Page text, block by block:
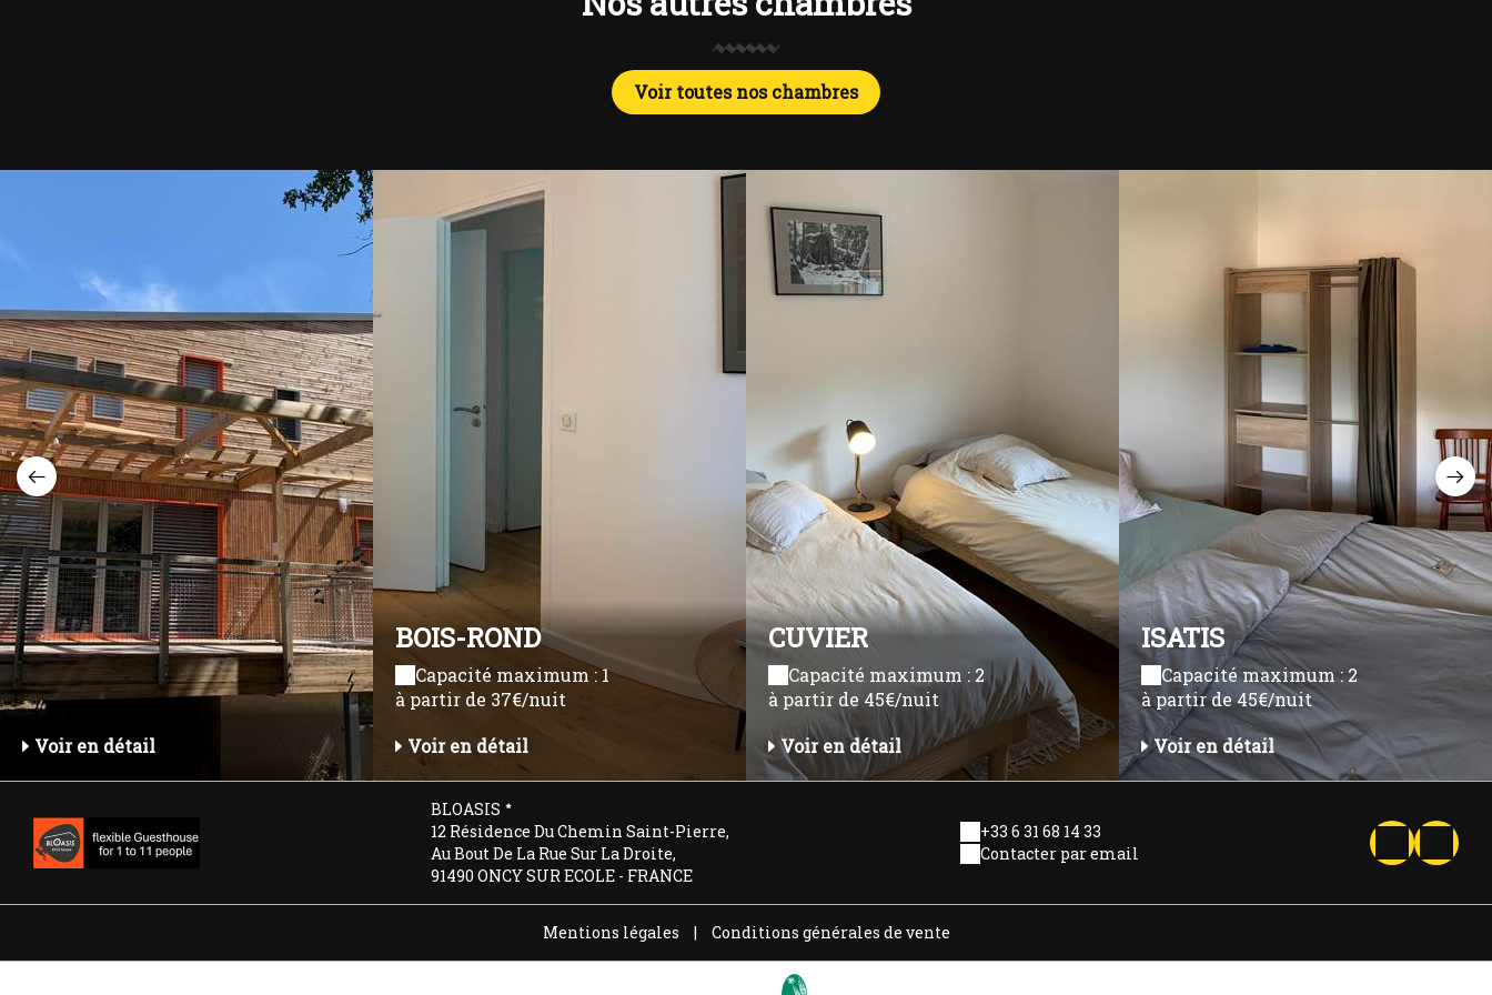
Voir toutes nos chambres
Voir en détail
BOIS-ROND
Capacité maximum : 1
à partir de 37€/nuit
Voir en détail
CUVIER
Capacité maximum : 2
à partir de 45€/nuit
Voir en détail
ISATIS
Capacité maximum : 2
à partir de 45€/nuit
Voir en détail
BLOASIS
12 Résidence Du Chemin Saint-Pierre,
Au Bout De La Rue Sur La Droite,
91490 ONCY SUR ECOLE - FRANCE
+33 6 31 68 14 33
Contacter par email
Mentions légales | Conditions générales de vente